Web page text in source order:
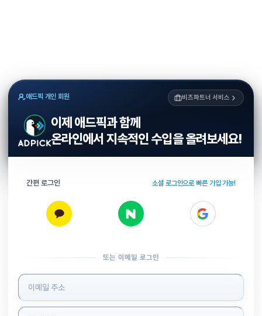
애드픽 개인 회원 비즈파트너 서비스
이제 애드픽과 함께
온라인에서 지속적인 수입을 올려보세요!
간편 로그인 소셜 로그인으로 빠른 가입 가능!
또는 이메일 로그인
로그인 정보 입력